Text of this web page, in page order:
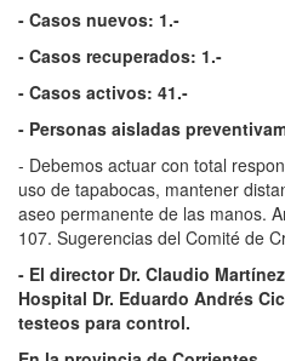
- Casos nuevos: 1.-
- Casos recuperados: 1.-
- Casos activos: 41.-
- Personas aisladas
- Debemos actuar con total
uso de tapabocas, mantener
aseo permanente de las manos.
107. Sugerencias del Comité de
- El director Dr. Claudio
Hospital Dr. Eduardo Andrés
testeos para control.